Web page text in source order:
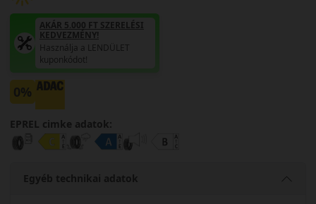
AKÁR 5.000 FT SZERELÉSI
KEDVEZMÉNY!
Használja a LENDÜLET
kuponkódot!
0%
EPREL cimke adatok:
Egyéb technikai adatok